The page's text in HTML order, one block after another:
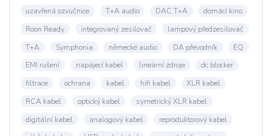
uzavřená ozvučnice
T+A audio DAC T+A
domácí kino
Roon Ready
integrovaný zesilovač
lampový předzesilovač
T+A
Symphonia německé audio DA převodník
EQ
EMI rušení
napájecí kabel lineární zdroje
dc blocker
filtrace
ochrana kabel hifi kabel
XLR kabel
RCA kabel
optický kabel
symetrický XLR kabel
digitální kabel
analogový kabel
reproduktorový kabel